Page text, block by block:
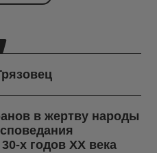
в жертву народы
х годов ХХ века